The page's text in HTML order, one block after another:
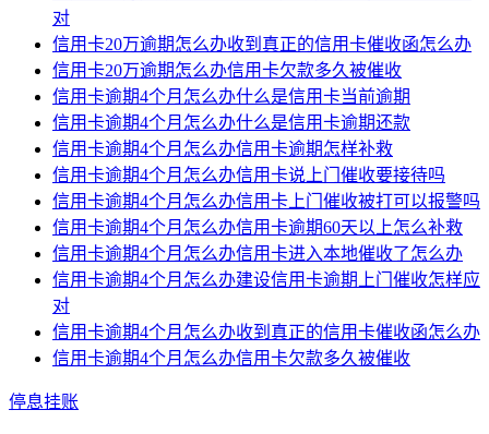
对
信用卡20万逾期怎么办收到真正的信用卡催收函怎么办
信用卡20万逾期怎么办信用卡欠款多久被催收
信用卡逾期4个月怎么办什么是信用卡当前逾期
信用卡逾期4个月怎么办什么是信用卡逾期还款
信用卡逾期4个月怎么办信用卡逾期怎样补救
信用卡逾期4个月怎么办信用卡说上门催收要接待吗
信用卡逾期4个月怎么办信用卡上门催收被打可以报警吗
信用卡逾期4个月怎么办信用卡逾期60天以上怎么补救
信用卡逾期4个月怎么办信用卡进入本地催收了怎么办
信用卡逾期4个月怎么办建设信用卡逾期上门催收怎样应
对
信用卡逾期4个月怎么办收到真正的信用卡催收函怎么办
信用卡逾期4个月怎么办信用卡欠款多久被催收
停息挂账